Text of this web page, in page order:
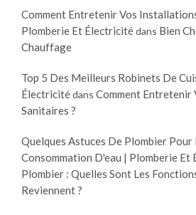
Comment Entretenir Vos
Plomberie Et Électricitédans Bien
Chauffage
Top 5 Des Meilleurs Robinets De
Électricitédans Comment Entretenir
Sanitaires ?
Quelques Astuces De Plombier Pour
Consommation D'eau | Plomberie Et
Plombier : Quelles Sont Les
Reviennent ?